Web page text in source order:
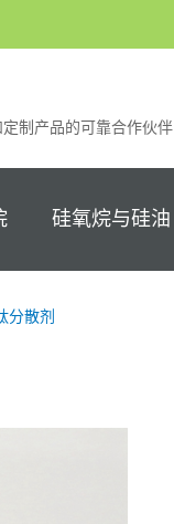
制产品的可靠合作伙伴
硅氧烷与硅油
分散剂